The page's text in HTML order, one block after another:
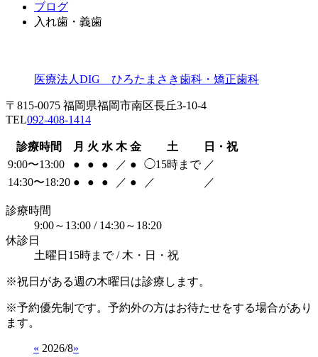
ブログ
入れ歯・義歯
医療法人DIG ひろたまさき歯科・矯正歯科
〒815-0075 福岡県福岡市南区長丘3-10-4
TEL092-408-1414
診療時間 月 火 水 木 金 土
日・祝
9:00〜13:00
● ● ● ／ ● ◯15時まで ／
14:30〜18:20 ● ● ● ／ ● ／ ／
診療時間
9:00～13:00 / 14:30～18:20
休診日
土曜日15時まで / 木・日・祝
※祝日がある週の木曜日は診療します。
※予約優先制です。予約外の方はお待たせをする場合があり
ます。
« 2026/8»